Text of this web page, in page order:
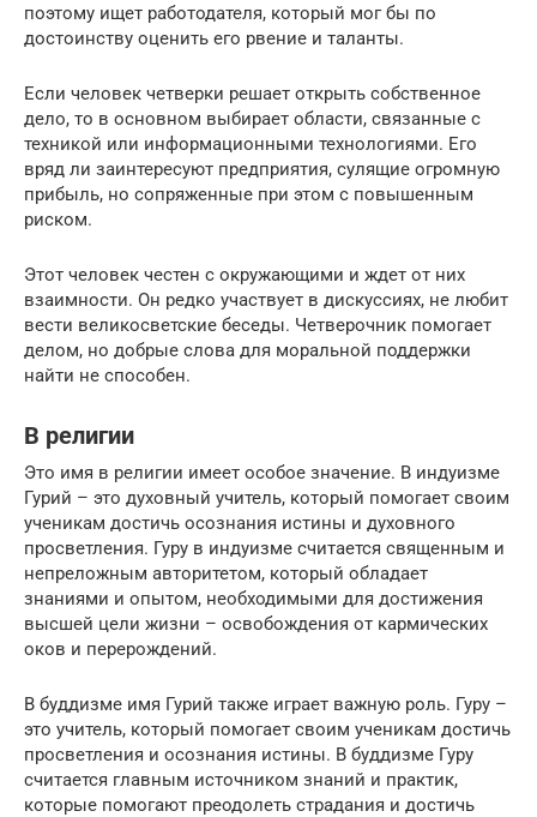
поэтому ищет работодателя, который мог бы по
достоинству оценить его рвение и таланты.
Если человек четверки решает открыть собственное
дело, то в основном выбирает области, связанные с
техникой или информационными технологиями. Его
вряд ли заинтересуют предприятия, сулящие огромную
прибыль, но сопряженные при этом с повышенным
риском.
Этот человек честен с окружающими и ждет от них
взаимности. Он редко участвует в дискуссиях, не любит
вести великосветские беседы. Четверочник помогает
делом, но добрые слова для моральной поддержки
найти не способен.
В религии
Это имя в религии имеет особое значение. В индуизме
Гурий – это духовный учитель, который помогает своим
ученикам достичь осознания истины и духовного
просветления. Гуру в индуизме считается священным и
непреложным авторитетом, который обладает
знаниями и опытом, необходимыми для достижения
высшей цели жизни – освобождения от кармических
оков и перерождений.
В буддизме имя Гурий также играет важную роль. Гуру –
это учитель, который помогает своим ученикам достичь
просветления и осознания истины. В буддизме Гуру
считается главным источником знаний и практик,
которые помогают преодолеть страдания и достичь